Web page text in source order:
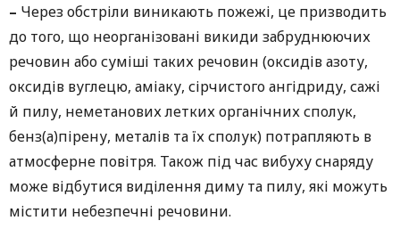
– Через обстріли виникають пожежі, це призводить
до того, що неорганізовані викиди забруднюючих
речовин або суміші таких речовин (оксидів азоту,
оксидів вуглецю, аміаку, сірчистого ангідриду, сажі
й пилу, неметанових летких органічних сполук,
бенз(а)пірену, металів та їх сполук) потрапляють в
атмосферне повітря. Також під час вибуху снаряду
може відбутися виділення диму та пилу, які можуть
містити небезпечні речовини.